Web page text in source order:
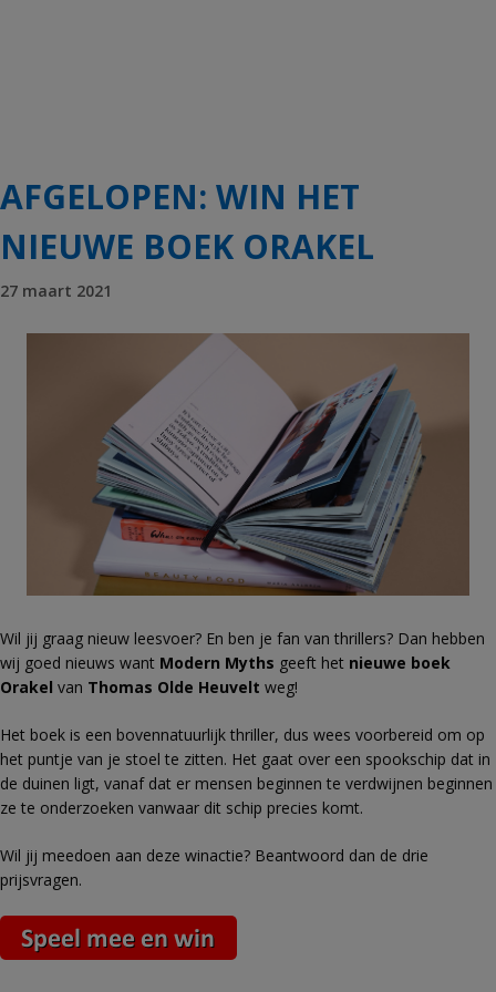
AFGELOPEN: WIN HET
NIEUWE BOEK ORAKEL
27 maart 2021
Wil jij graag nieuw leesvoer? En ben je fan van thrillers? Dan hebben
wij goed nieuws want Modern Myths geeft het nieuwe boek
Orakel van Thomas Olde Heuvelt weg!
Het boek is een bovennatuurlijk thriller, dus wees voorbereid om op
het puntje van je stoel te zitten. Het gaat over een spookschip dat in
de duinen ligt, vanaf dat er mensen beginnen te verdwijnen beginnen
ze te onderzoeken vanwaar dit schip precies komt.
Wil jij meedoen aan deze winactie? Beantwoord dan de drie
prijsvragen.